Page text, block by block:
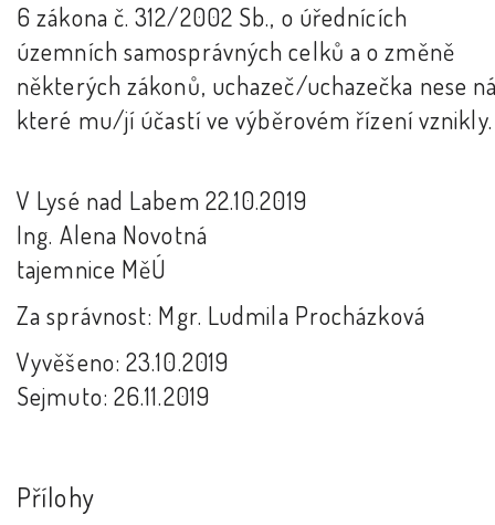
6 zákona č. 312/2002 Sb., o úřednících
územních samosprávných celků a o změně
některých zákonů, uchazeč/uchazečka nese
které mu/jí účastí ve výběrovém řízení vznikly.
V Lysé nad Labem 22.10.2019
Ing. Alena Novotná
tajemnice MěÚ
Za správnost: Mgr. Ludmila Procházková
Vyvěšeno: 23.10.2019
Sejmuto: 26.11.2019
Přílohy